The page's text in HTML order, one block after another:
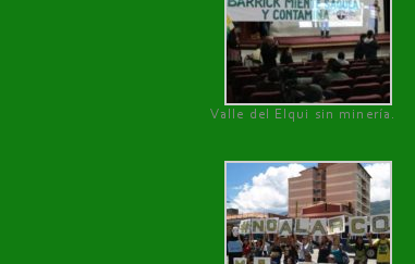
Valle del Elqui sin minería.